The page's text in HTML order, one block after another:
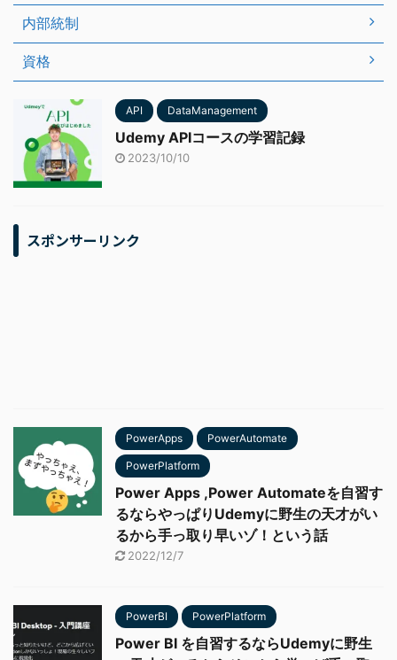
内部統制
資格
API DataManagement
Udemy APIコースの学習記録
2023/10/10
スポンサーリンク
PowerApps PowerAutomate
PowerPlatform
Power Apps ,Power Automateを自習す
るならやっぱりUdemyに野生の天才がい
るから手っ取り早いゾ！という話
2022/12/7
PowerBI PowerPlatform
Power BI を自習するならUdemyに野生